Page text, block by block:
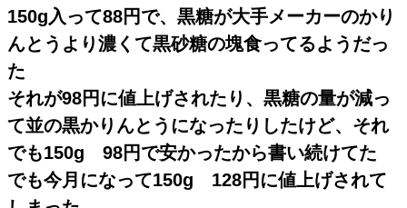
150g入って88円で、黒糖が大手メーカーのかり
んとうより濃くて黒砂糖の塊食ってるようだっ
た
それが98円に値上げされたり、黒糖の量が減っ
て並の黒かりんとうになったりしたけど、それ
でも150g 98円で安かったから書い続けてた
でも今月になって150g 128円に値上げされて